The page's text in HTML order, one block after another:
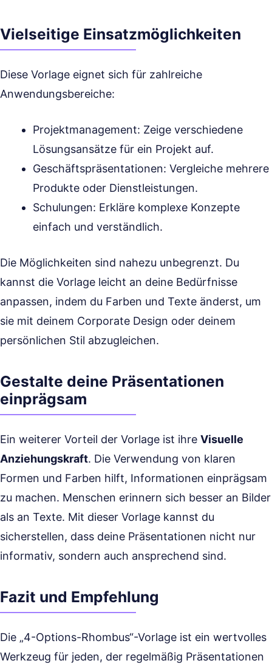
Vielseitige Einsatzmöglichkeiten
Diese Vorlage eignet sich für zahlreiche
Anwendungsbereiche:
Projektmanagement: Zeige verschiedene
Lösungsansätze für ein Projekt auf.
Geschäftspräsentationen: Vergleiche mehrere
Produkte oder Dienstleistungen.
Schulungen: Erkläre komplexe Konzepte
einfach und verständlich.
Die Möglichkeiten sind nahezu unbegrenzt. Du
kannst die Vorlage leicht an deine Bedürfnisse
anpassen, indem du Farben und Texte änderst, um
sie mit deinem Corporate Design oder deinem
persönlichen Stil abzugleichen.
Gestalte deine Präsentationen
einprägsam
Ein weiterer Vorteil der Vorlage ist ihre Visuelle
Anziehungskraft. Die Verwendung von klaren
Formen und Farben hilft, Informationen einprägsam
zu machen. Menschen erinnern sich besser an Bilder
als an Texte. Mit dieser Vorlage kannst du
sicherstellen, dass deine Präsentationen nicht nur
informativ, sondern auch ansprechend sind.
Fazit und Empfehlung
Die „4-Options-Rhombus“-Vorlage ist ein wertvolles
Werkzeug für jeden, der regelmäßig Präsentationen